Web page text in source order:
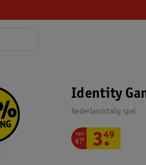
Identity
Nederlandstalig spel
van
6.
99 3.
49